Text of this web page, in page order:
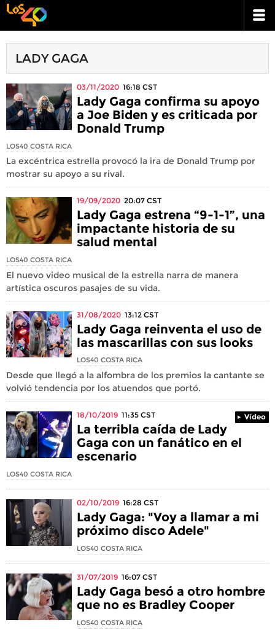
LADY GAGA
03/11/2020 16:18 CST
Lady Gaga confirma su apoyo
a Joe Biden y es criticada por
Donald Trump
LOS40 COSTA RICA
La excéntrica estrella provocó la ira de Donald Trump por
mostrar su apoyo a su rival.
19/09/2020 20:07 CST
Lady Gaga estrena “9-1-1”, una
impactante historia de su
salud mental
LOS40 COSTA RICA
El nuevo video musical de la estrella narra de manera
artística oscuros pasajes de su vida.
31/08/2020 13:12 CST
Lady Gaga reinventa el uso de
las mascarillas con sus looks
LOS40 COSTA RICA
Desde que llegó a la alfombra de los premios la cantante se
volvió tendencia por los atuendos que portó.
18/10/2019 11:35 CST Vídeo
La terribla caída de Lady
Gaga con un fanático en el
escenario
LOS40 COSTA RICA
02/10/2019 16:28 CST
Lady Gaga: "Voy a llamar a mi
próximo disco Adele"
LOS40 COSTA RICA
31/07/2019 16:07 CST
Lady Gaga besó a otro hombre
que no es Bradley Cooper
LOS40 COSTA RICA